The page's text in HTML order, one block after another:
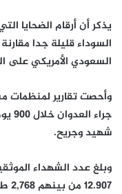
يذكر أن أرقام الضحايا
السوداء قليلة جدا
السعودي الأمريكي على
وأحصت تقارير لمنظمات
شهيد وجريح.
وبلغ عدد الشهداء